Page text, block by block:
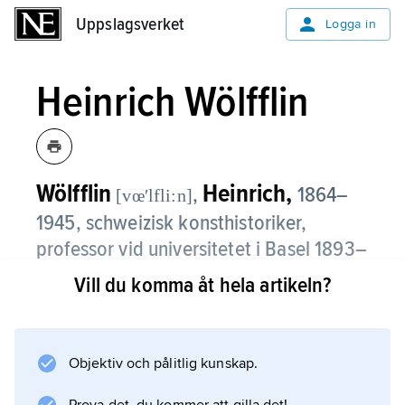
Uppslagsverket Logga in
Heinrich Wölfflin
Wölfflin [vœʹlfli:n], Heinrich, 1864–
1945, schweizisk konsthistoriker,
professor vid universitetet i Basel 1893–
1901, Berlin 1901–12, München 1912–24
Die klassische Kunst
Vill du komma åt hela artikeln?
Objektiv och pålitlig kunskap.